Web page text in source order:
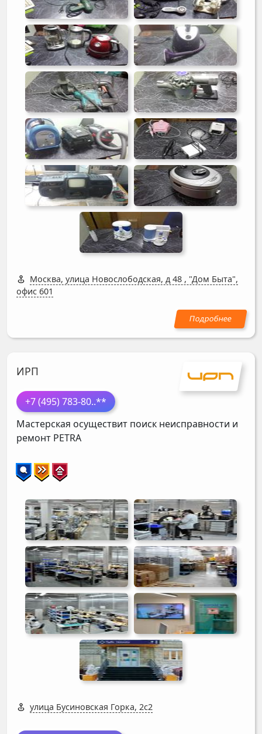
Москва, улица Новослободская, д 48 , "Дом Быта",
офис 601
ИРП
+7 (495) 783-80..**
Мастерская осуществит поиск неисправности и
ремонт PETRA
улица Бусиновская Горка, 2с2